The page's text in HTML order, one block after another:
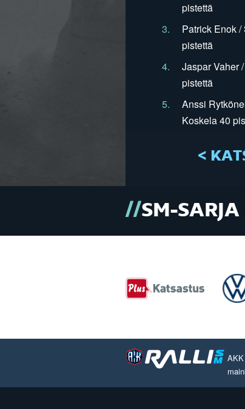
pistettä
3.
Patrick Enok
pistettä
4.
Jaspar Vaher
pistettä
5.
Anssi
Koskela 40
<
SM-